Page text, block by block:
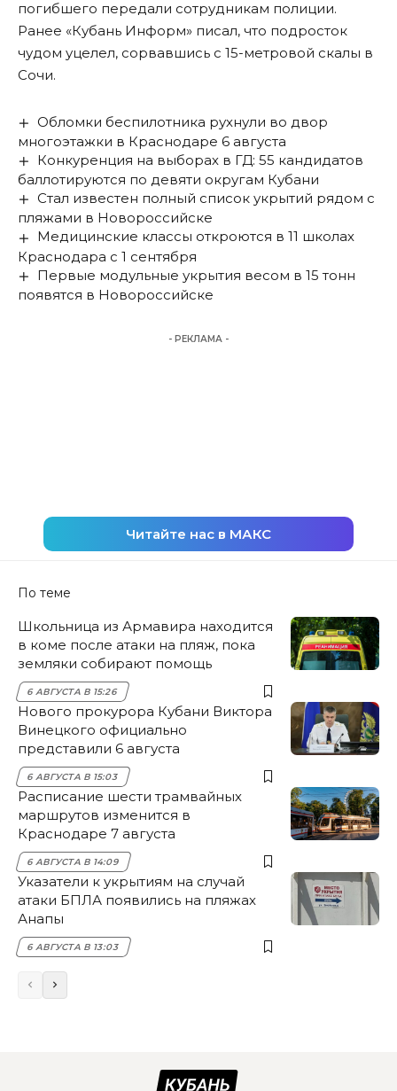
погибшего передали сотрудникам полиции.
Ранее «Кубань Информ» писал, что подросток
чудом уцелел, сорвавшись с 15-метровой скалы в
Сочи.
Обломки беспилотника рухнули во двор
многоэтажки в Краснодаре 6 августа
Конкуренция на выборах в ГД: 55 кандидатов
баллотируются по девяти округам Кубани
Стал известен полный список укрытий рядом с
пляжами в Новороссийске
Медицинские классы откроются в 11 школах
Краснодара с 1 сентября
Первые модульные укрытия весом в 15 тонн
появятся в Новороссийске
- РЕКЛАМА -
Читайте нас в МАКС
По теме
Школьница из Армавира находится
в коме после атаки на пляж, пока
земляки собирают помощь
6 АВГУСТА В 15:26
Нового прокурора Кубани Виктора
Винецкого официально
представили 6 августа
6 АВГУСТА В 15:03
Расписание шести трамвайных
маршрутов изменится в
Краснодаре 7 августа
6 АВГУСТА В 14:09
Указатели к укрытиям на случай
атаки БПЛА появились на пляжах
Анапы
6 АВГУСТА В 13:03